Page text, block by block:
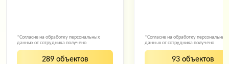
*Согласие на обработку персональных
данных от сотрудника получено
289 объектов
*Согласие на обработку персональных
данных от сотрудника получено
93 объектов